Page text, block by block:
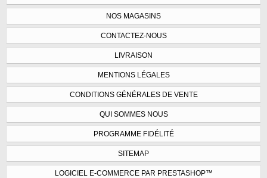
NOS MAGASINS
CONTACTEZ-NOUS
LIVRAISON
MENTIONS LÉGALES
CONDITIONS GÉNÉRALES DE VENTE
QUI SOMMES NOUS
PROGRAMME FIDÉLITÉ
SITEMAP
LOGICIEL E-COMMERCE PAR PRESTASHOP™